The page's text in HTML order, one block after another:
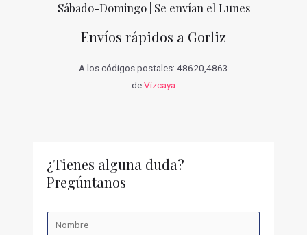
Sábado-Domingo | Se envían el Lunes
Envíos rápidos a Gorliz
A los códigos postales: 48620,4863
deVizcaya
¿Tienes alguna duda?
Pregúntanos